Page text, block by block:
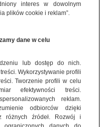
gorzkich słów o nowej
interes w dowolnym
plików cookie i reklam”.
dane w celu
lub dostęp do nich.
Wykorzystywanie profili
Tworzenie profili w celu
efektywności treści.
reklam.
odbiorców dzięki
różnych źródeł. Rozwój i